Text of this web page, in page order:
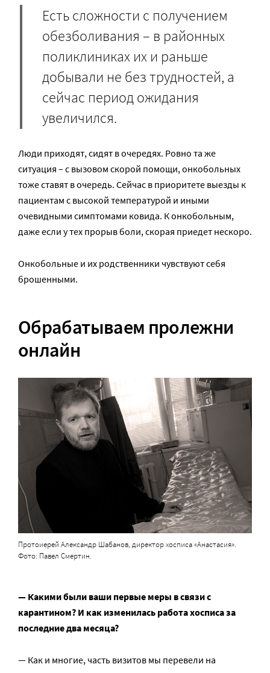
Есть сложности с получением
обезболивания – в районных
поликлиниках их и раньше
добывали не без трудностей, а
сейчас период ожидания
увеличился.
Люди приходят, сидят в очередях. Ровно та же
ситуация – с вызовом скорой помощи, онкобольных
тоже ставят в очередь. Сейчас в приоритете выезды к
пациентам с высокой температурой и иными
очевидными симптомами ковида. К онкобольным,
даже если у тех прорыв боли, скорая приедет нескоро.
Онкобольные и их родственники чувствуют себя
брошенными.
Обрабатываем пролежни
онлайн
Протоиерей Александр Шабанов, директор хосписа «Анастасия».
Фото: Павел Смертин.
— Какими были ваши первые меры в связи с
карантином? И как изменилась работа хосписа за
последние два месяца?
— Как и многие, часть визитов мы перевели на